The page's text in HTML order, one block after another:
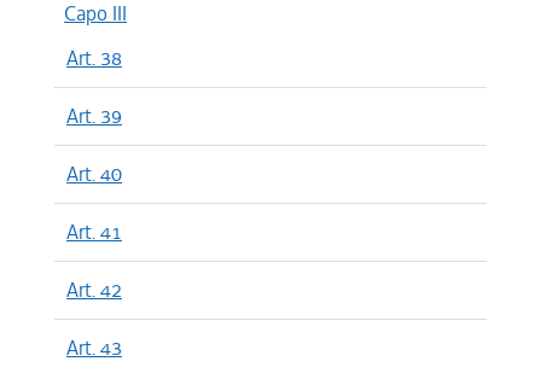
Capo III
Art. 38
Art. 39
Art. 40
Art. 41
Art. 42
Art. 43